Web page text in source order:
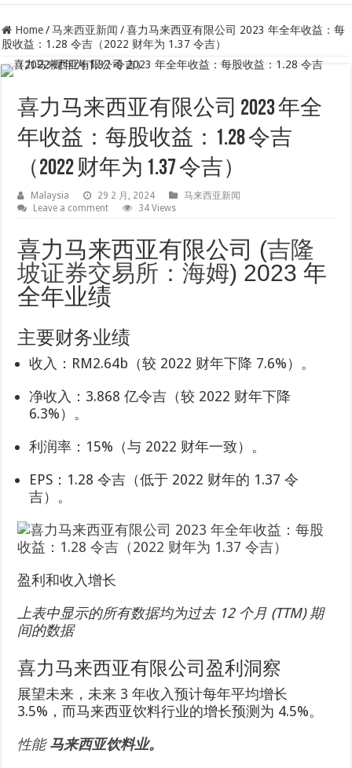
Home / 马来西亚新闻 / 喜力马来西亚有限公司 2023 年全年收益：每
股收益：1.28 令吉（2022 财年为 1.37 令吉）
喜力马来西亚有限公司 2023 年全
年收益：每股收益：1.28 令吉
（2022 财年为 1.37 令吉）
Malaysia 29 2 月, 2024
马来西亚新闻
Leave a comment
34 Views
喜力马来西亚有限公司 (吉隆
坡证券交易所：海姆) 2023 年
全年业绩
主要财务业绩
收入：RM2.64b（较 2022 财年下降 7.6%）。
净收入：3.868 亿令吉（较 2022 财年下降
6.3%）。
利润率：15%（与 2022 财年一致）。
EPS：1.28 令吉（低于 2022 财年的 1.37 令
吉）。
盈利和收入增长
上表中显示的所有数据均为过去 12 个月 (TTM) 期
间的数据
喜力马来西亚有限公司盈利洞察
展望未来，未来 3 年收入预计每年平均增长
3.5%，而马来西亚饮料行业的增长预测为 4.5%。
性能马来西亚饮料业。